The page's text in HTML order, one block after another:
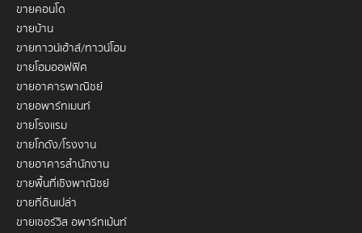
ขายคอนโด
ขายบ้าน
ขายทาวน์เฮ้าส์/ทาวน์โฮม
ขายโฮมออฟฟิศ
ขายอาคารพาณิชย์
ขายอพาร์ทเมนท์
ขายโรงแรม
ขายโกดัง/โรงงาน
ขายอาคารสำนักงาน
ขายพื้นที่เชิงพาณิชย์
ขายที่ดินเปล่า
ขายเซอร์วิส อพาร์ทเม้นท์